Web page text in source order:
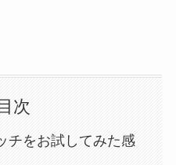
目次
チをお試してみた感